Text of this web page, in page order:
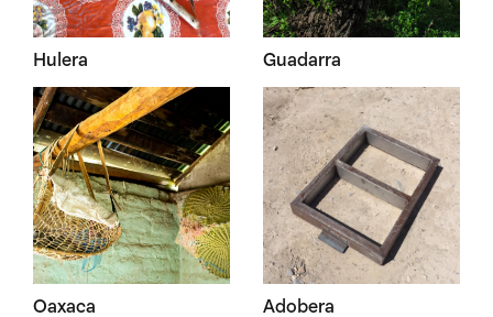
Hulera Guadarra
Oaxaca Adobera